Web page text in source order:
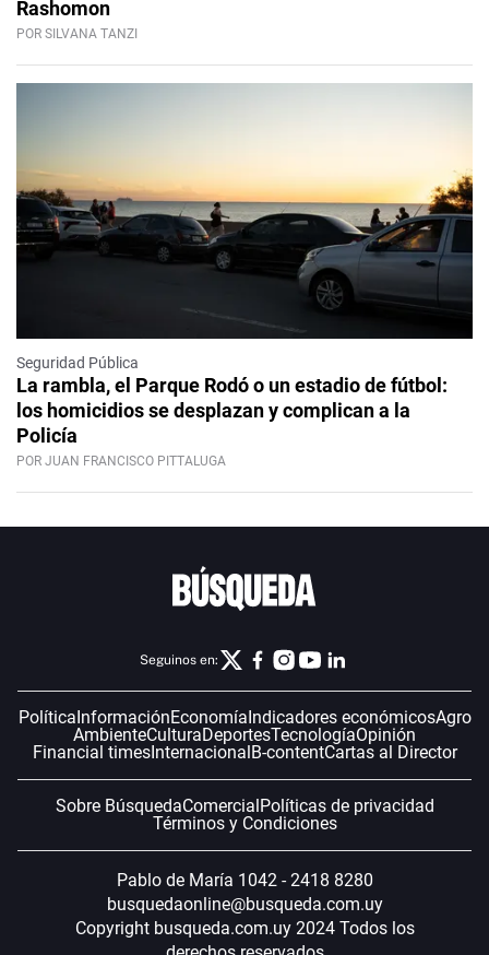
Rashomon
POR SILVANA TANZI
Seguridad Pública
La rambla, el Parque Rodó o un estadio de fútbol:
los homicidios se desplazan y complican a la
Policía
POR JUAN FRANCISCO PITTALUGA
Seguinos en:
Política InformaciónEconomía Indicadores económicosAgro
AmbienteCulturaDeportesTecnologíaOpinión
Financial timesInternacional B-contentCartas al Director
Sobre BúsquedaComercial Políticas de privacidad
Términos y Condiciones
Pablo de María 1042 - 2418 8280
busquedaonline@busqueda.com.uy
Copyright busqueda.com.uy 2024 Todos los